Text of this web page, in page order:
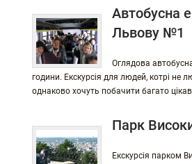
Автобусна
Львову №1
Оглядова
години. Екскурсія для людей, котрі не
однаково хочуть побачити багато
Парк
Екскурсія парком